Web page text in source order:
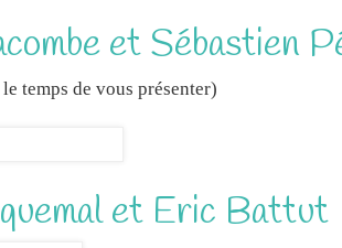
et Sébastien
temps de vous présenter)
et Eric Battut